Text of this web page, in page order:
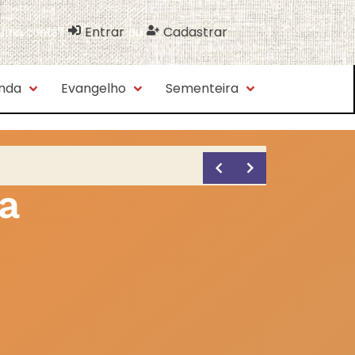
conta? Entrar ou Cadastrar
Evangelho Sementeira